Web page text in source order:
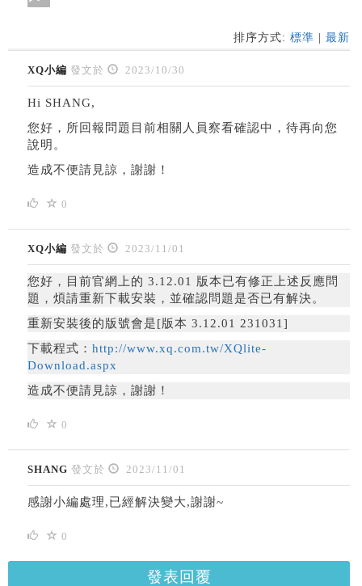
排序方式: 標準 最新
XQ小編 發文於 2023/10/30
Hi SHANG,
您好，所回報問題目前相關人員察看確認中，待再向您
說明。
造成不便請見諒，謝謝！
0
XQ小編 發文於 2023/11/01
您好，目前官網上的 3.12.01 版本已有修正上述反應問
題，煩請重新下載安裝，並確認問題是否已有解決。
重新安裝後的版號會是[版本 3.12.01 231031]
下載程式： http://www.xq.com.tw/XQlite-
Download.aspx
造成不便請見諒，謝謝！
0
SHANG 發文於 2023/11/01
感謝小編處理,已經解決變大,謝謝~
0
發表回覆